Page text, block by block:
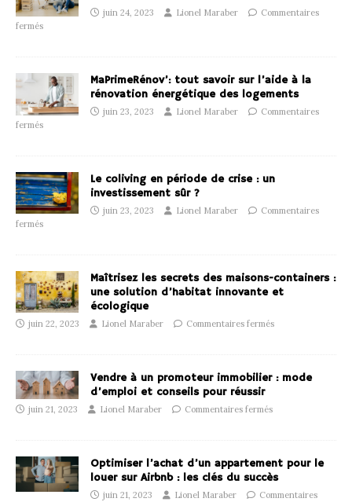
juin 24, 2023 Lionel Maraber
Commentaires
fermés
MaPrimeRénov’: tout savoir sur l’aide à la
rénovation énergétique des logements
juin 23, 2023 Lionel Maraber
Commentaires
fermés
Le coliving en période de crise : un
investissement sûr ?
juin 23, 2023 Lionel Maraber
Commentaires
fermés
Maîtrisez les secrets des maisons-containers :
une solution d’habitat innovante et
écologique
juin 22, 2023 Lionel Maraber Commentaires fermés
Vendre à un promoteur immobilier : mode
d’emploi et conseils pour réussir
juin 21, 2023 Lionel Maraber Commentaires fermés
Optimiser l’achat d’un appartement pour le
louer sur Airbnb : les clés du succès
juin 21, 2023 Lionel Maraber
Commentaires